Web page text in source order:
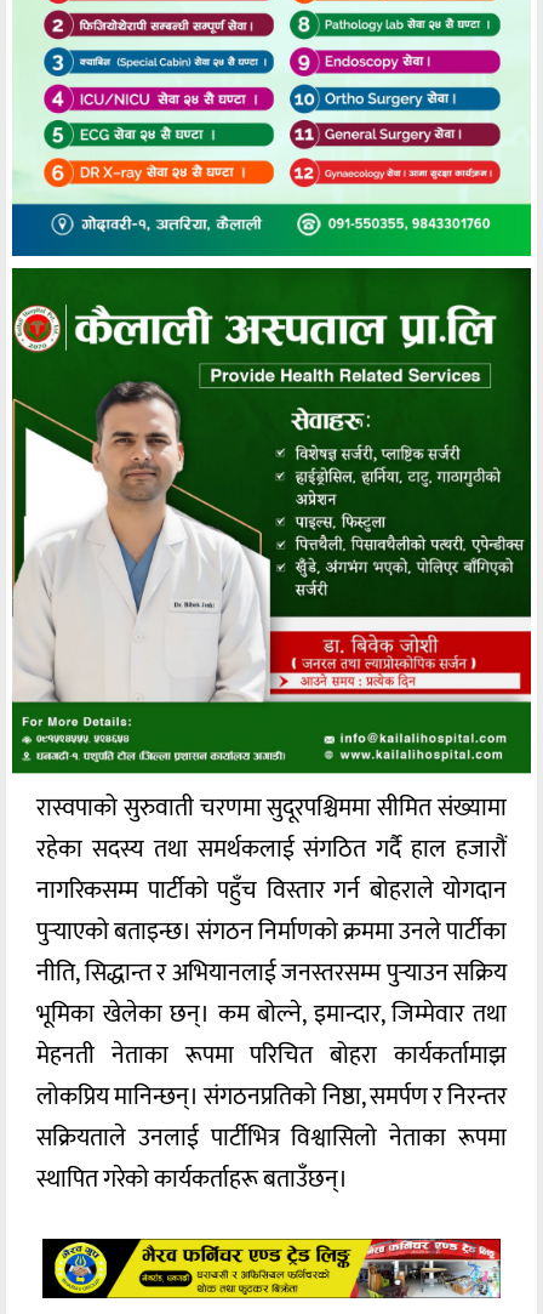
रास्वपाको सुरुवाती चरणमा सुदूरपश्चिममा सीमित संख्यामा
रहेका सदस्य तथा समर्थकलाई संगठित गर्दै हाल हजारौं
नागरिकसम्म पार्टीको पहुँच विस्तार गर्न बोहराले योगदान
पुर्‍याएको बताइन्छ। संगठन निर्माणको क्रममा उनले पार्टीका
नीति, सिद्धान्त र अभियानलाई जनस्तरसम्म पुर्‍याउन सक्रिय
भूमिका खेलेका छन्। कम बोल्ने, इमान्दार, जिम्मेवार तथा
मेहनती नेताका रूपमा परिचित बोहरा कार्यकर्तामाझ
लोकप्रिय मानिन्छन्। संगठनप्रतिको निष्ठा, समर्पण र निरन्तर
सक्रियताले उनलाई पार्टीभित्र विश्वासिलो नेताका रूपमा
स्थापित गरेको कार्यकर्ताहरू बताउँछन्।